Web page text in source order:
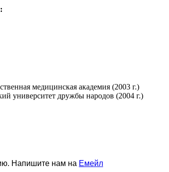
медицинская академия (2003 г.)
университет дружбы народов (2004 г.)
Напишите нам на Емейл